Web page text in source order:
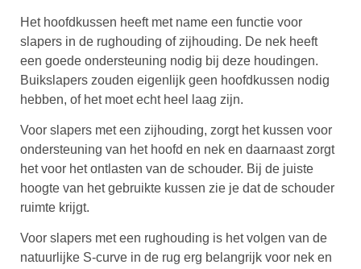
Het hoofdkussen heeft met name een functie voor
slapers in de rughouding of zijhouding. De nek heeft
een goede ondersteuning nodig bij deze houdingen.
Buikslapers zouden eigenlijk geen hoofdkussen nodig
hebben, of het moet echt heel laag zijn.
Voor slapers met een zijhouding, zorgt het kussen voor
ondersteuning van het hoofd en nek en daarnaast zorgt
het voor het ontlasten van de schouder. Bij de juiste
hoogte van het gebruikte kussen zie je dat de schouder
ruimte krijgt.
Voor slapers met een rughouding is het volgen van de
natuurlijke S-curve in de rug erg belangrijk voor nek en